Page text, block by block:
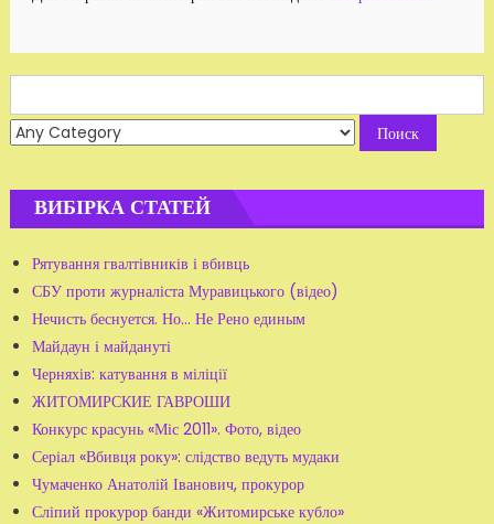
for:
ВИБІРКА СТАТЕЙ
Рятування гвалтівників і вбивць
СБУ проти журналіста Муравицького (відео)
Нечисть беснуется. Но... Не Рено единым
Майдаун і майдануті
Черняхів: катування в міліції
ЖИТОМИРСКИЕ ГАВРОШИ
Конкурс красунь «Міс 2011». Фото, відео
Серіал «Вбивця року»: слідство ведуть мудаки
Чумаченко Анатолій Іванович, прокурор
Сліпий прокурор банди «Житомирське кубло»